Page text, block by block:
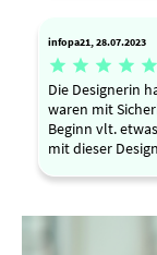
infopa21, 28.07.2023
    
Die Designerin
waren mit
Beginn vlt.
mit dieser